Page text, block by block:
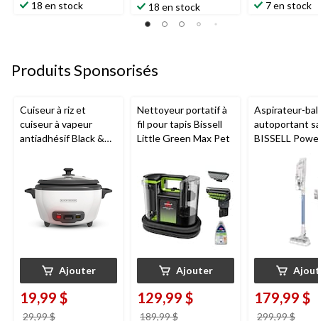
18 en stock 18 en stock 7 en stock
Produits Sponsorisés
Cuiseur à riz et
cuiseur à vapeur
antiadhésif Black &
Ajouter
19,99 $
29,99 $
Nettoyeur portatif à
fil pour tapis Bissell
Little Green Max Pet
Ajouter
129,99 $
189,99 $
Aspirateur-
autoportant
BISSELL
179,99 $
299,99 $